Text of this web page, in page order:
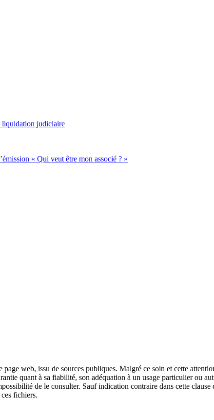
liquidation judiciaire
« Qui veut être mon associé ? »
web, issu de sources publiques. Malgré ce soin et cette
quant à sa fiabilité, son adéquation à un usage particulier ou
de le consulter. Sauf indication contraire dans cette
fichiers.